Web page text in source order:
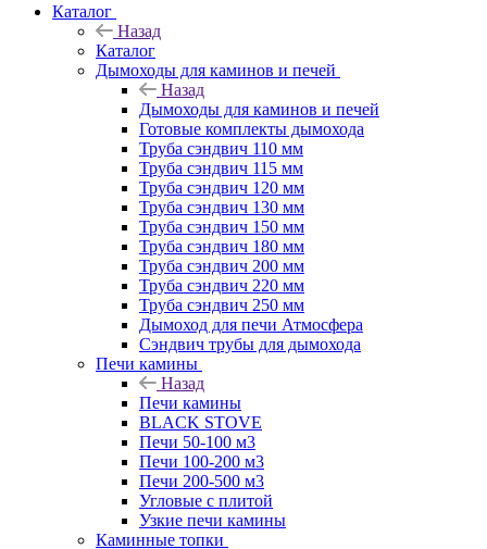
Каталог
Назад
Каталог
Дымоходы для каминов и печей
Назад
Дымоходы для каминов и печей
Готовые комплекты дымохода
Труба сэндвич 110 мм
Труба сэндвич 115 мм
Труба сэндвич 120 мм
Труба сэндвич 130 мм
Труба сэндвич 150 мм
Труба сэндвич 180 мм
Труба сэндвич 200 мм
Труба сэндвич 220 мм
Труба сэндвич 250 мм
Дымоход для печи Атмосфера
Сэндвич трубы для дымохода
Печи камины
Назад
Печи камины
BLACK STOVE
Печи 50-100 м3
Печи 100-200 м3
Печи 200-500 м3
Угловые с плитой
Узкие печи камины
Каминные топки